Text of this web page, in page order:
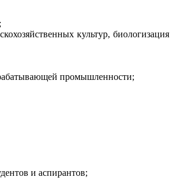
культур, биологизация
промышленности;
и аспирантов;